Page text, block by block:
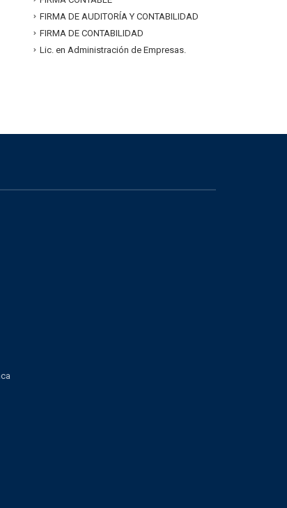
FIRMA DE AUDITORÍA Y CONTABILIDAD
FIRMA DE CONTABILIDAD
Lic. en Administración de Empresas.